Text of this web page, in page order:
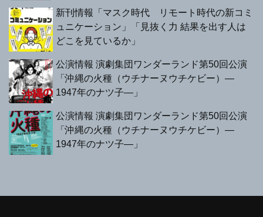
新刊情報「マスク時代 リモート時代の新コミ
ュニケーション」「見抜く力 結果を出す人は
どこを見ているか」
公演情報 演劇集団ワンダーランド第50回公演
「沖縄の火種（ウチナーヌウチケビー）—
1947年のナツ子—」
公演情報 演劇集団ワンダーランド第50回公演
「沖縄の火種（ウチナーヌウチケビー）—
1947年のナツ子—」